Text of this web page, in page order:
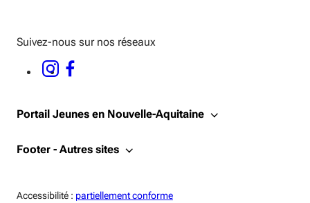
Suivez-nous sur nos réseaux
INSTAGRAM - OUVERTURE DANS UNE NOUVELLE FENÊTRE
FACEBOOK - OUVERTURE DANS UNE NOUVELLE FENÊTRE
Portail Jeunes en Nouvelle-Aquitaine
Footer - Autres sites
Accessibilité : Accessiblité:
partiellement conforme